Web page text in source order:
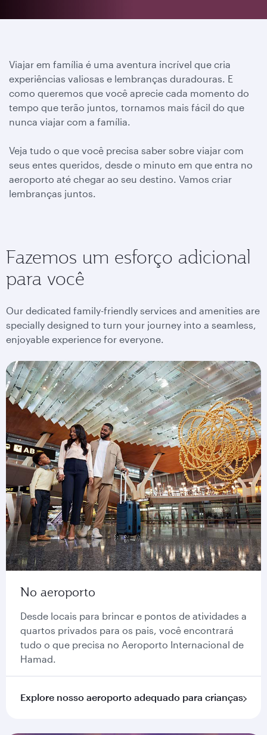
Viajar em família é uma aventura incrível que cria
experiências valiosas e lembranças duradouras. E
como queremos que você aprecie cada momento do
tempo que terão juntos, tornamos mais fácil do que
nunca viajar com a família.
Veja tudo o que você precisa saber sobre viajar com
seus entes queridos, desde o minuto em que entra no
aeroporto até chegar ao seu destino. Vamos criar
lembranças juntos.
Fazemos um esforço adicional
para você
Our dedicated family-friendly services and amenities are
specially designed to turn your journey into a seamless,
enjoyable experience for everyone.
No aeroporto
Desde locais para brincar e pontos de atividades a
quartos privados para os pais, você encontrará
tudo o que precisa no Aeroporto Internacional de
Hamad.
Explore nosso aeroporto adequado para crianças